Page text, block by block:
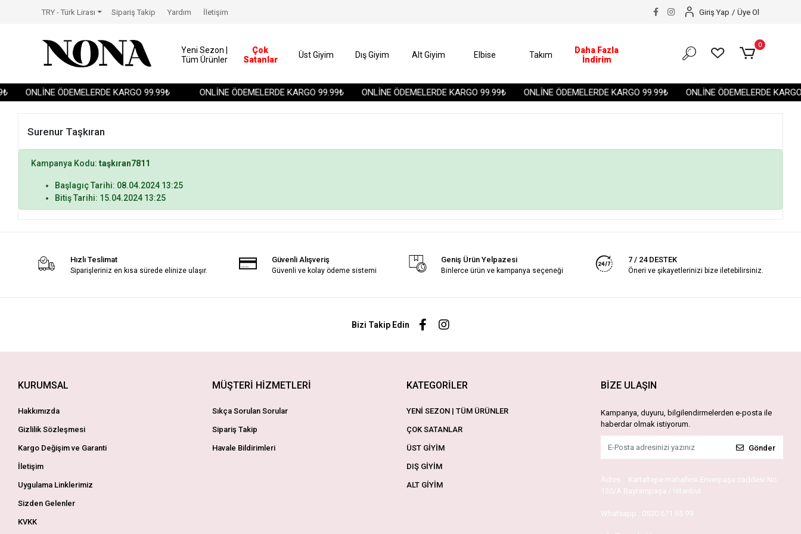
ONLİNE ÖDEMELERDE KARGO 99.99₺ ONLİNE ÖDEMELERDE KARGO 99.99₺ ONLİNE ÖDEMELERDE KARGO 99.99₺ ONLİNE ÖDEMELERDE KARGO 99.99₺ ONLİNE ÖDEMELERDE
TRY - Türk Lirası Sipariş Takip Yardım İletişim Giriş Yap / Üye Ol
Yeni Sezon |
Tüm Ürünler
Çok
Satanlar
Üst Giyim Dış Giyim Alt Giyim Elbise Takım
Daha Fazla
İndirim
0
Surenur Taşkıran
Kampanya Kodu:taşkıran7811
Başlagıç Tarihi: 08.04.2024 13:25
Bitiş Tarihi: 15.04.2024 13:25
Hızlı Teslimat
Siparişleriniz en kısa sürede elinize ulaşır.
Güvenli Alışveriş
Güvenli ve kolay ödeme sistemi
Geniş Ürün Yelpazesi
Binlerce ürün ve kampanya seçeneği
7 / 24 DESTEK
Öneri ve şikayetlerinizi bize iletebilirsiniz.
Bizi Takip Edin
KURUMSAL
Hakkımızda
Gizlilik Sözleşmesi
Kargo Değişim ve Garanti
İletişim
Uygulama Linklerimiz
Sizden Gelenler
KVKK
MÜŞTERİ HİZMETLERİ
Sıkça Sorulan Sorular
Sipariş Takip
Havale Bildirimleri
KATEGORİLER
YENİ SEZON | TÜM ÜRÜNLER
ÇOK SATANLAR
ÜST GİYİM
DIŞ GİYİM
ALT GİYİM
BİZE ULAŞIN
Kampanya, duyuru, bilgilendirmelerden e-posta ile
haberdar olmak istiyorum.
Gönder
Adres : Kartaltepe mahallesi Enverpaşa caddesi No
130/A Bayrampaşa / İstanbul
Whatsapp : 0530 671 65 99